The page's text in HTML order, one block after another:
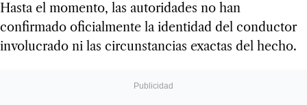
Hasta el momento, las autoridades no han
confirmado oficialmente la identidad del conductor
involucrado ni las circunstancias exactas del hecho.